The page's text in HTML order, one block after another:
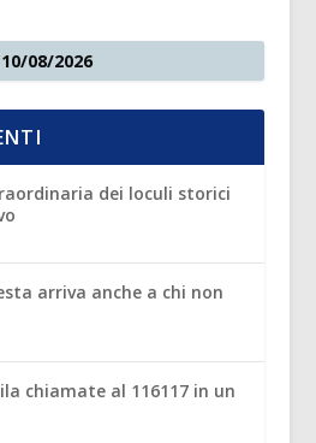
10/08/2026
dei loculi storici
arriva anche a chi non
chiamate al 116117 in un